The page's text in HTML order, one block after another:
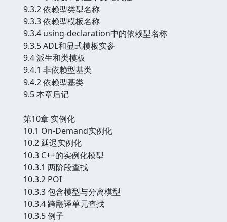
9.3.2 依赖型类型名称
9.3.3 依赖型模板名称
9.3.4 using-declaration中的依赖型名称
9.3.5 ADL和显式模板实参
9.4 派生和类模板
9.4.1 非依赖型基类
9.4.2 依赖型基类
9.5 本章后记
第10章 实例化
10.1 On-Demand实例化
10.2 延迟实例化
10.3 C++的实例化模型
10.3.1 两阶段查找
10.3.2 POI
10.3.3 包含模型与分离模型
10.3.4 跨翻译单元查找
10.3.5 例子